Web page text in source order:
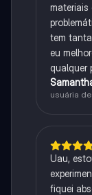
materiais
tem
eu
qualquer
usuária
Uau,
fiquei